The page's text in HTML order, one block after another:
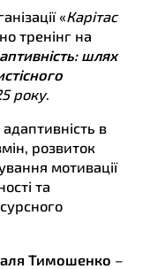
«Карітас
тренінг на
шлях
року.
в
розвиток
мотивації
та
Тимошенко –